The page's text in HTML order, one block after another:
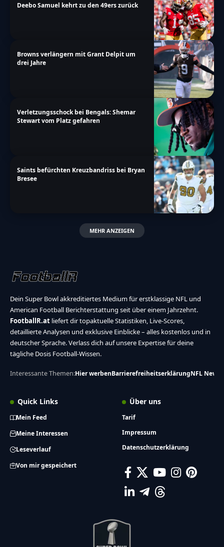
Deebo Samuel kehrt zu den 49ers zurück
Browns verlängern mit Grant Delpit um
drei Jahre
Verletzungsschock bei Bengals: Shemar
Stewart vom Platz gefahren
Saints befürchten Kreuzbandriss bei Bryan
Bresee
MEHR ANZEIGEN
Dein Super Bowl akkreditiertes Medium für erstklassige NFL und
American Football Berichterstattung seit über einem Jahrzehnt.
FootballR.at liefert dir topaktuelle Statistiken, Live-Scores,
detaillierte Analysen und exklusive Einblicke – alles kostenlos und in
deutscher Sprache. Verlass dich auf unsere Expertise für deine
tägliche Dosis Football-Wissen.
Interessante Themen:Hier werbenBarrierefreiheitserklärungNFL News
Quick Links
Mein Feed
Meine Interessen
Leseverlauf
Von mir gespeichert
Über uns
Tarif
Impressum
Datenschutzerklärung